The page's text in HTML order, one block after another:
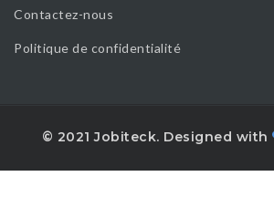
Contactez-nous
Politique de confidentialité
© 2021 Jobiteck. Designed with